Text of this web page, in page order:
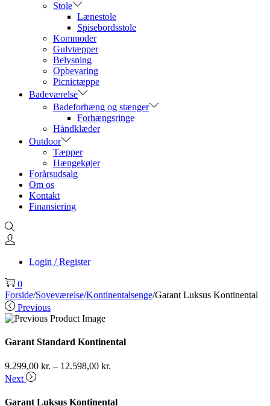
Stole
Lænestole
Spisebordsstole
Kommoder
Gulvtæpper
Belysning
Opbevaring
Picnictæppe
Badeværelse
Badeforhæng og stænger
Forhængsringe
Håndklæder
Outdoor
Tæpper
Hængekøjer
Forårsudsalg
Om os
Kontakt
Finansiering
Login / Register
0
Forside/Soveværelse/Kontinentalsenge/Garant Luksus Kontinental
Previous
Garant Standard Kontinental
9.299,00 kr. – 12.598,00 kr.
Next
Garant Luksus Kontinental